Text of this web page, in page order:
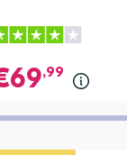
69,99